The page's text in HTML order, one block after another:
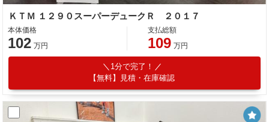
ＫＴＭ １２９０スーパーデュークＲ ２０１７
本体価格
102 万円
支払総額
109 万円
1分で完了！
【無料】見積・在庫確認